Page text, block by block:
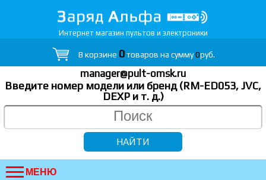
Интернет магазин пультов и электроники
В корзине 0товаров на сумму0руб.
manager@pult-omsk.ru
Введите номер модели или бренд (RM-ED053, JVC,
DEXP и т. д.)
МЕНЮ